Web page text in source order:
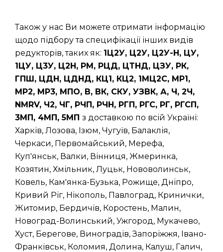
Також у нас Ви можете отримати інформацію
щодо підбору та специфікації інших видів
редукторів, таких як: 1Ц2У, Ц2У, Ц2У-Н, ЦУ,
1ЦУ, Ц3У, Ц2Н, РМ, РЦД, ЦТНД, ЦЗУ, РК,
ГПШ, ЦДН, ЦДНД, КЦ1, КЦ2, 1МЦ2С, МР1,
МР2, МР3, МПО, В, ВК, СКУ, УЗВК, А, Ч, 2Ч,
NMRV, Ч2, ЧГ, РЧП, РЧН, РГП, РГС, РГ, РГСП,
3МП, 4МП, 5МП з доставкою по всій Україні:
Харків, Лозова, Ізюм, Чугуїв, Балаклія,
Черкаси, Первомайський, Мерефа,
Куп'янськ, Валки, Вінниця, Жмеринка,
Козятин, Хмільник, Луцьк, Нововолинськ,
Ковель, Кам'янка-Бузька, Рожище, Дніпро,
Кривий Ріг, Нікополь, Павлоград, Кринички,
Житомир, Бердичів, Коростень, Малин,
Новоград-Волинський, Ужгород, Мукачево,
Хуст, Берегове, Виноградів, Запоріжжя, Івано-
Франківськ, Коломия, Долина, Калуш, Галич,